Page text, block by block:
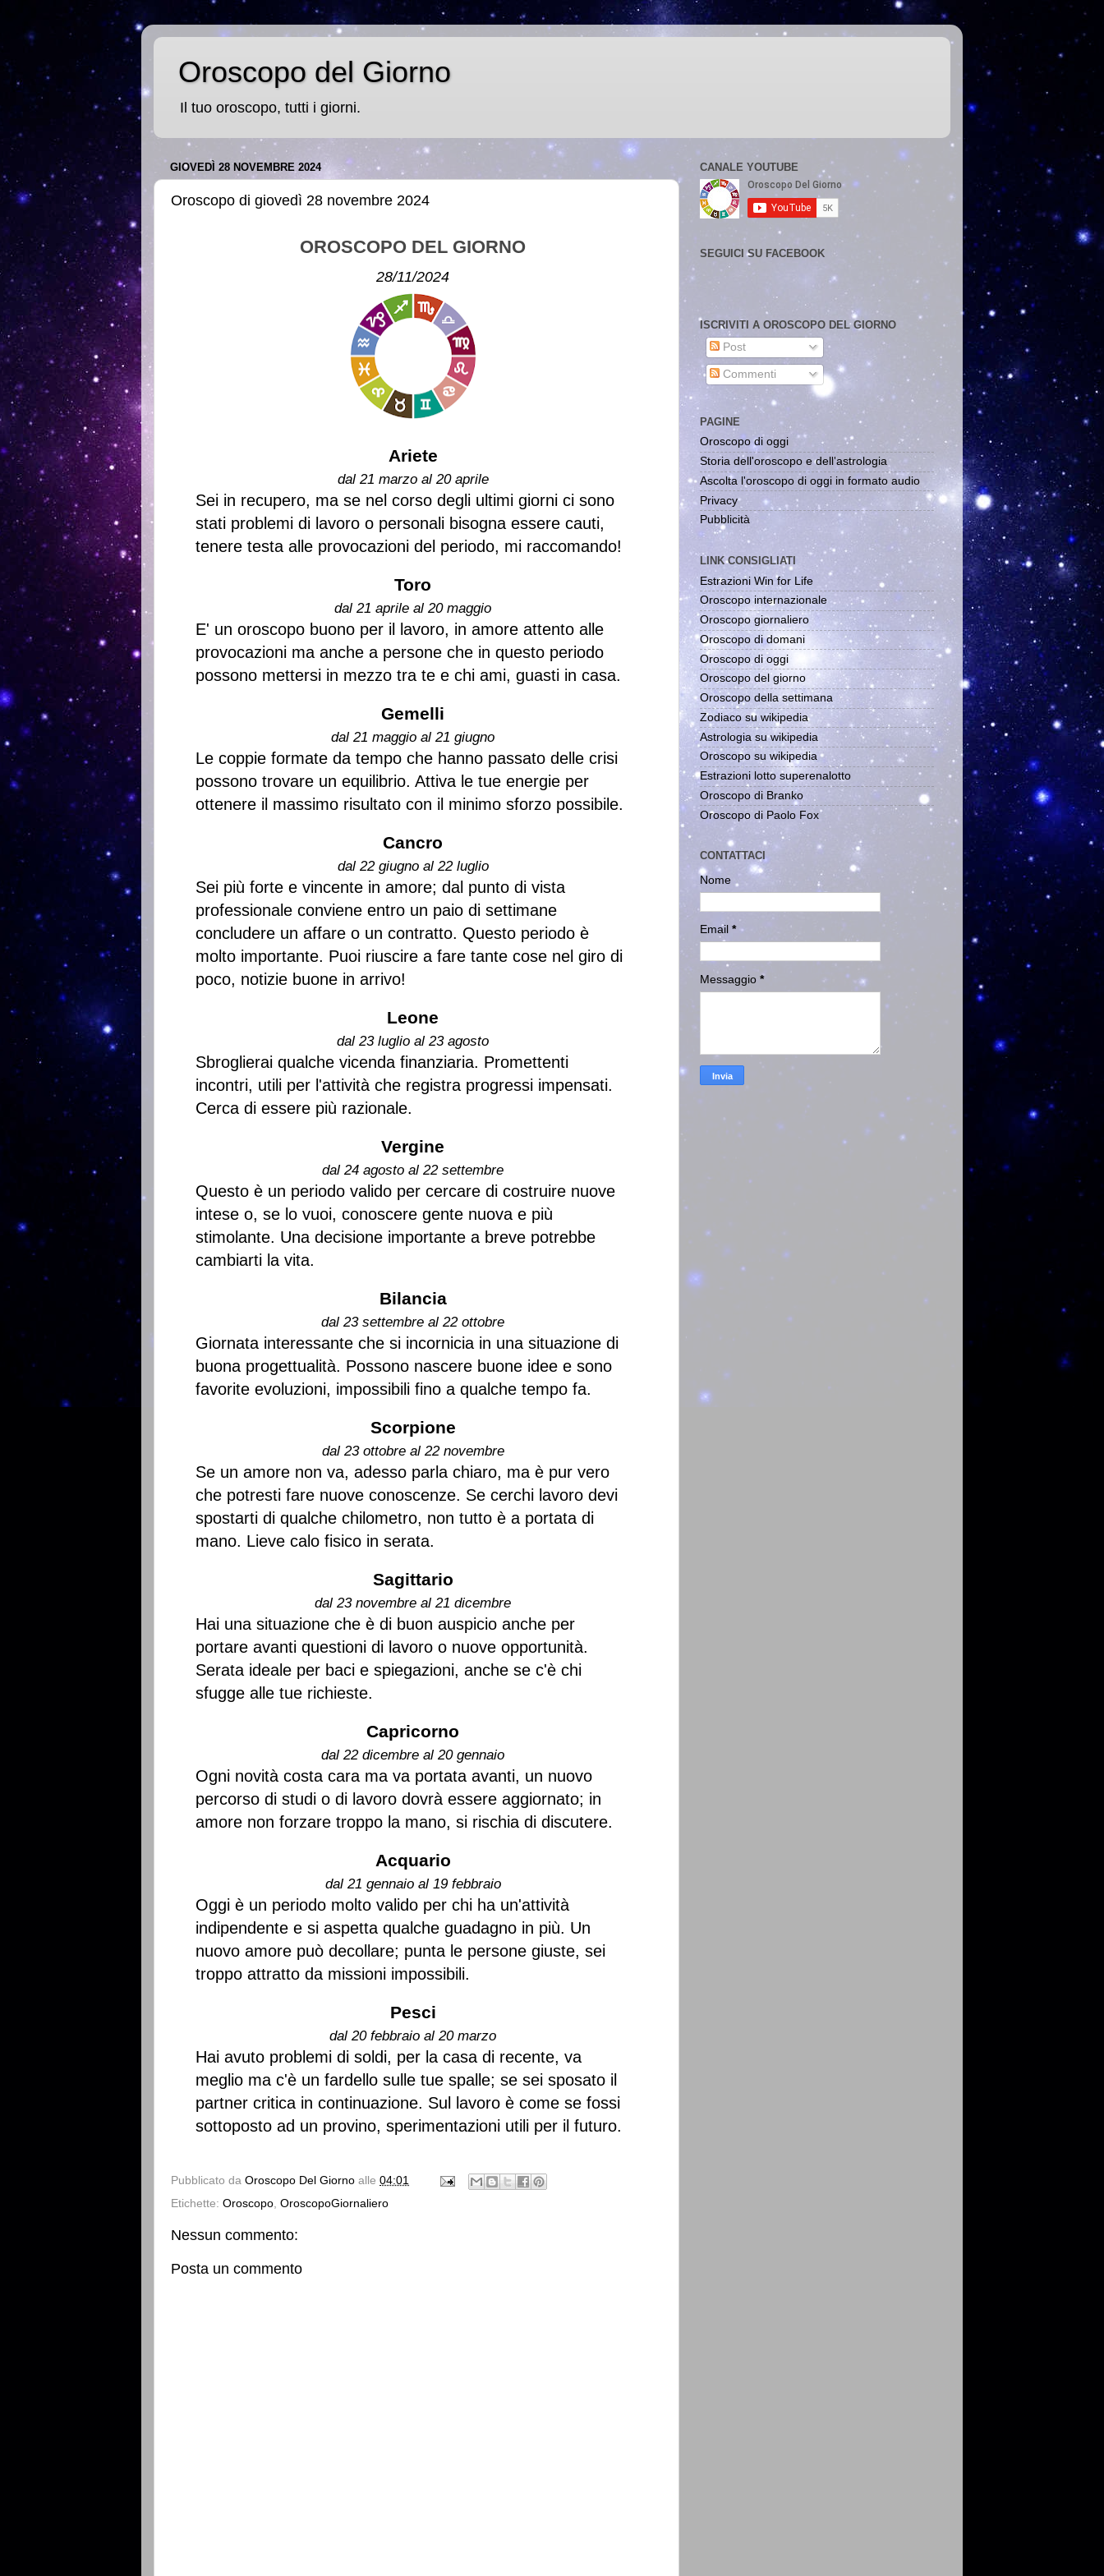
Oroscopo del Giorno
Il tuo oroscopo, tutti i giorni.
GIOVEDÌ 28 NOVEMBRE 2024
Oroscopo di giovedì 28 novembre 2024
OROSCOPO DEL GIORNO
28/11/2024
Ariete
dal 21 marzo al 20 aprile
Sei in recupero, ma se nel corso degli ultimi giorni ci sono
stati problemi di lavoro o personali bisogna essere cauti,
tenere testa alle provocazioni del periodo, mi raccomando!
Toro
dal 21 aprile al 20 maggio
E' un oroscopo buono per il lavoro, in amore attento alle
provocazioni ma anche a persone che in questo periodo
possono mettersi in mezzo tra te e chi ami, guasti in casa.
Gemelli
dal 21 maggio al 21 giugno
Le coppie formate da tempo che hanno passato delle crisi
possono trovare un equilibrio. Attiva le tue energie per
ottenere il massimo risultato con il minimo sforzo possibile.
Cancro
dal 22 giugno al 22 luglio
Sei più forte e vincente in amore; dal punto di vista
professionale conviene entro un paio di settimane
concludere un affare o un contratto. Questo periodo è
molto importante. Puoi riuscire a fare tante cose nel giro di
poco, notizie buone in arrivo!
Leone
dal 23 luglio al 23 agosto
Sbroglierai qualche vicenda finanziaria. Promettenti
incontri, utili per l'attività che registra progressi impensati.
Cerca di essere più razionale.
Vergine
dal 24 agosto al 22 settembre
Questo è un periodo valido per cercare di costruire nuove
intese o, se lo vuoi, conoscere gente nuova e più
stimolante. Una decisione importante a breve potrebbe
cambiarti la vita.
Bilancia
dal 23 settembre al 22 ottobre
Giornata interessante che si incornicia in una situazione di
buona progettualità. Possono nascere buone idee e sono
favorite evoluzioni, impossibili fino a qualche tempo fa.
Scorpione
dal 23 ottobre al 22 novembre
Se un amore non va, adesso parla chiaro, ma è pur vero
che potresti fare nuove conoscenze. Se cerchi lavoro devi
spostarti di qualche chilometro, non tutto è a portata di
mano. Lieve calo fisico in serata.
Sagittario
dal 23 novembre al 21 dicembre
Hai una situazione che è di buon auspicio anche per
portare avanti questioni di lavoro o nuove opportunità.
Serata ideale per baci e spiegazioni, anche se c'è chi
sfugge alle tue richieste.
Capricorno
dal 22 dicembre al 20 gennaio
Ogni novità costa cara ma va portata avanti, un nuovo
percorso di studi o di lavoro dovrà essere aggiornato; in
amore non forzare troppo la mano, si rischia di discutere.
Acquario
dal 21 gennaio al 19 febbraio
Oggi è un periodo molto valido per chi ha un'attività
indipendente e si aspetta qualche guadagno in più. Un
nuovo amore può decollare; punta le persone giuste, sei
troppo attratto da missioni impossibili.
Pesci
dal 20 febbraio al 20 marzo
Hai avuto problemi di soldi, per la casa di recente, va
meglio ma c'è un fardello sulle tue spalle; se sei sposato il
partner critica in continuazione. Sul lavoro è come se fossi
sottoposto ad un provino, sperimentazioni utili per il futuro.
Pubblicato da Oroscopo Del Giorno alle 04:01
Etichette: Oroscopo OroscopoGiornaliero
Nessun commento:
Posta un commento
CANALE YOUTUBE
SEGUICI SU FACEBOOK
ISCRIVITI A OROSCOPO DEL GIORNO
Post
Commenti
PAGINE
Oroscopo di oggi
Storia dell'oroscopo e dell'astrologia
Ascolta l'oroscopo di oggi in formato audio
Privacy
Pubblicità
LINK CONSIGLIATI
Estrazioni Win for Life
Oroscopo internazionale
Oroscopo giornaliero
Oroscopo di domani
Oroscopo di oggi
Oroscopo del giorno
Oroscopo della settimana
Zodiaco su wikipedia
Astrologia su wikipedia
Oroscopo su wikipedia
Estrazioni lotto superenalotto
Oroscopo di Branko
Oroscopo di Paolo Fox
CONTATTACI
Nome
Email *
Messaggio *